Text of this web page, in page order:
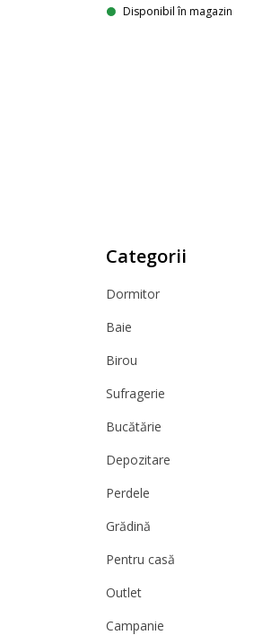
Disponibil în magazin
Categorii
Dormitor
Baie
Birou
Sufragerie
Bucătărie
Depozitare
Perdele
Grădină
Pentru casă
Outlet
Campanie